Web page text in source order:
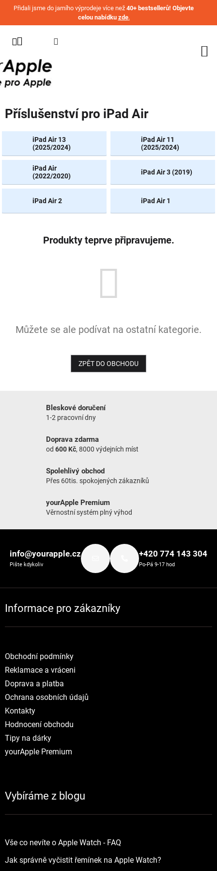
Přejít na obsah
Přidali jsme do jarního výprodeje více než 40+ bestsellerů! Objevte
celou nabídku zde.
IPHONE
MACBOOK
AIRPODS
AIRTAG
OSTATNÍ
ZNAČKY
NOVINKY
Příslušenství pro iPad Air
iPad Air 13
(2025/2024)
iPad Air 11
(2025/2024)
iPad Air
(2022/2020)
iPad Air 3 (2019)
iPad Air 2 iPad Air 1
Produkty teprve připravujeme.
Můžete se ale podívat na ostatní kategorie.
ZPĚT DO OBCHODU
Bleskové doručení
1-2 pracovní dny
Doprava zdarma
od 600 Kč, 8000 výdejních míst
Spolehlivý obchod
Přes 60tis. spokojených zákazníků
yourApple Premium
Věrnostní systém plný výhod
info@yourapple.cz
Pište kdykoliv
+420 774 143 304
Po-Pá 9-17 hod
Informace pro zákazníky
Obchodní podmínky
Reklamace a vráceni
Doprava a platba
Ochrana osobních údajů
Kontakty
Hodnocení obchodu
Tipy na dárky
yourApple Premium
Vybíráme z blogu
Vše co nevíte o Apple Watch - FAQ
Jak správně vyčistit řemínek na Apple Watch?